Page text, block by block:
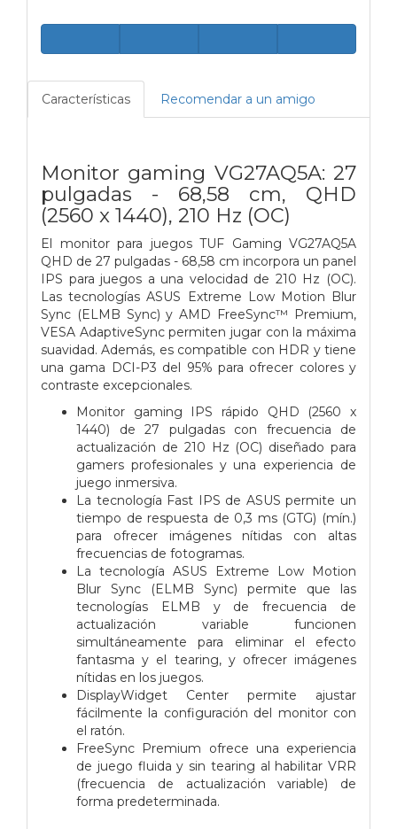
Características Recomendar a un amigo
Monitor gaming VG27AQ5A: 27
pulgadas - 68,58 cm, QHD
(2560 x 1440), 210 Hz (OC)
El monitor para juegos TUF Gaming VG27AQ5A
QHD de 27 pulgadas - 68,58 cm incorpora un panel
IPS para juegos a una velocidad de 210 Hz (OC).
Las tecnologías ASUS Extreme Low Motion Blur
Sync (ELMB Sync) y AMD FreeSync™ Premium,
VESA AdaptiveSync permiten jugar con la máxima
suavidad. Además, es compatible con HDR y tiene
una gama DCI-P3 del 95% para ofrecer colores y
contraste excepcionales.
Monitor gaming IPS rápido QHD (2560 x
1440) de 27 pulgadas con frecuencia de
actualización de 210 Hz (OC) diseñado para
gamers profesionales y una experiencia de
juego inmersiva.
La tecnología Fast IPS de ASUS permite un
tiempo de respuesta de 0,3 ms (GTG) (mín.)
para ofrecer imágenes nítidas con altas
frecuencias de fotogramas.
La tecnología ASUS Extreme Low Motion
Blur Sync (ELMB Sync) permite que las
tecnologías ELMB y de frecuencia de
actualización variable funcionen
simultáneamente para eliminar el efecto
fantasma y el tearing, y ofrecer imágenes
nítidas en los juegos.
DisplayWidget Center permite ajustar
fácilmente la configuración del monitor con
el ratón.
FreeSync Premium ofrece una experiencia
de juego fluida y sin tearing al habilitar VRR
(frecuencia de actualización variable) de
forma predeterminada.